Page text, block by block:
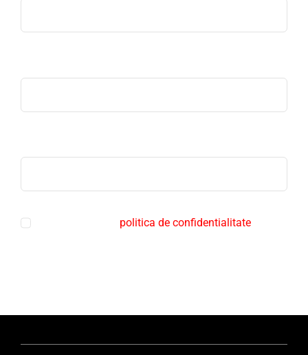
politica de confidentialitate